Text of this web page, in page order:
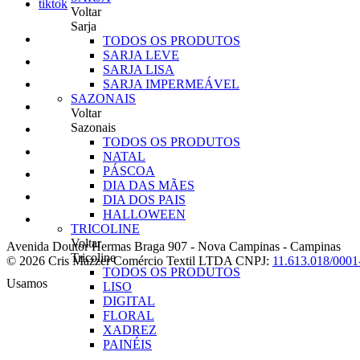
Voltar
Sarja
TODOS OS PRODUTOS
SARJA LEVE
SARJA LISA
SARJA IMPERMEÁVEL
SAZONAIS
Voltar
Sazonais
TODOS OS PRODUTOS
NATAL
PÁSCOA
DIA DAS MÃES
DIA DOS PAIS
HALLOWEEN
TRICOLINE
Voltar
Tricoline
TODOS OS PRODUTOS
LISO
DIGITAL
FLORAL
XADREZ
PAINÉIS
tiktok
Avenida Doutor Hermas Braga 907 - Nova Campinas - Campinas
© 2026 Cris Mazzer Comércio Textil LTDA CNPJ: 11.613.018/
Usamos